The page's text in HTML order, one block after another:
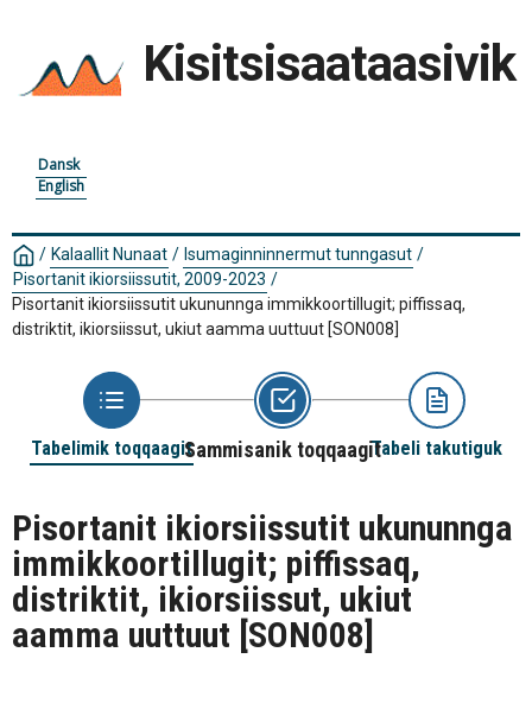
Kisitsisaataasivik
Dansk
English
/ Kalaallit Nunaat / Isumaginninnermut tunngasut /
Pisortanit ikiorsiissutit, 2009-2023 /
Pisortanit ikiorsiissutit ukununnga immikkoortillugit; piffissaq,
distriktit, ikiorsiissut, ukiut aamma uuttuut [SON008]
Tabelimik toqqaagitSammisanik toqqaagitTabeli takutiguk
Pisortanit ikiorsiissutit ukununnga
immikkoortillugit; piffissaq,
distriktit, ikiorsiissut, ukiut
aamma uuttuut [SON008]